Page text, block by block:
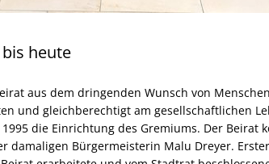
heute
aus dem dringenden Wunsch von
und gleichberechtigt am gesellschaftlichen
die Einrichtung des Gremiums. Der Beirat
damaligen Bürgermeisterin Malu Dreyer.